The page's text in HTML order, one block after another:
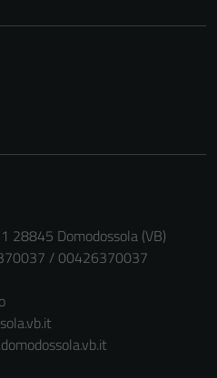
28845 Domodossola (VB)
/ 00426370037